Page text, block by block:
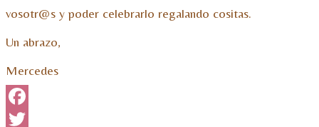
vosotr@s y poder celebrarlo regalando cositas.
Un abrazo,
Mercedes
Facebook